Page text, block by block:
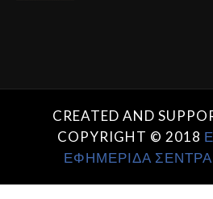
CREATED AND
COPYRIGHT © 2018
ΕΦΗΜΕΡΙΔΑ